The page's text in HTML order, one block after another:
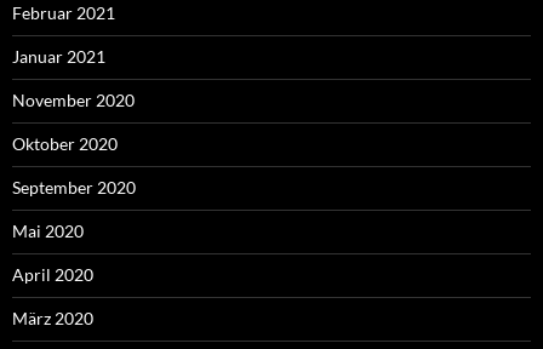
Februar 2021
Januar 2021
November 2020
Oktober 2020
September 2020
Mai 2020
April 2020
März 2020